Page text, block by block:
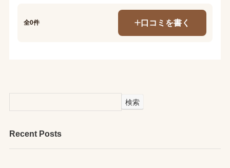
全0件 口コミを書く
検索
Recent Posts